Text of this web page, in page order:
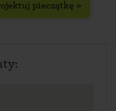
pieczątkę »